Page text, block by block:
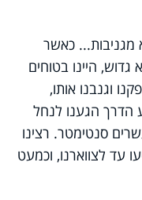
מגניבות... כאשר
היינו בטוחים
וגנבנו אותו,
הדרך הגענו לנחל
סנטימטר. רצינו
עד לצווארנו, וכמעט